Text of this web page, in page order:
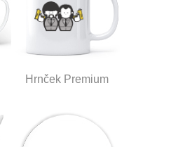
Hrnček Premium